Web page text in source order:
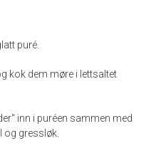
puré.
kok dem møre i lettsaltet
inn i puréen sammen med
og gressløk.